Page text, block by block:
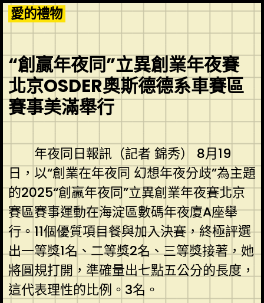
Skip
to
content
愛的禮物
“創贏年夜同”立異創業年夜賽
北京OSDER奧斯德德系車賽區
賽事美滿舉行
年夜同日報訊（記者 錦秀） 8月19
日，以“創業在年夜同 幻想年夜分歧”為主題
的2025“創贏年夜同”立異創業年夜賽北京
賽區賽事運動在海淀區數碼年夜廈A座舉
行。11個優質項目餐與加入決賽，終極評選
出一等獎1名、二等獎2名、三等獎接著，她
將圓規打開，準確量出七點五公分的長度，
這代表理性的比例。3名。